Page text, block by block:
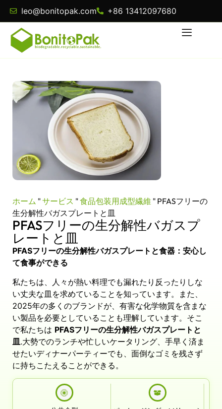
leo@bonitopak.com +86 13412097680
ホーム "サービス "食品包装用成型繊維 " PFASフリーの
生分解性バガスプレートと皿
PFASフリーの生分解性バガスプ
レートと皿
PFASフリーの生分解性バガスプレートと食器：安心し
て食事ができる
私たちは、人々が熱い料理でも漏れたり反ったりしな
い丈夫な皿を求めていることを知っています。また、
2025年の多くのブランドが、有害な化学物質を含まな
い製品を必要としていることも理解しています。そこ
で私たちは PFASフリーの生分解性バガスプレートと
皿.大勢でのランチや忙しいケータリング、手早く済ま
せたいディナーパーティーでも、面倒なゴミを残さず
に持ちこたえることができる。